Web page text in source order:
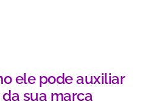
ele pode auxiliar
sua marca